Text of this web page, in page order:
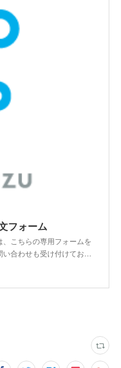
フォーム
こちらの専用フォームを
合わせも受け付けてお…